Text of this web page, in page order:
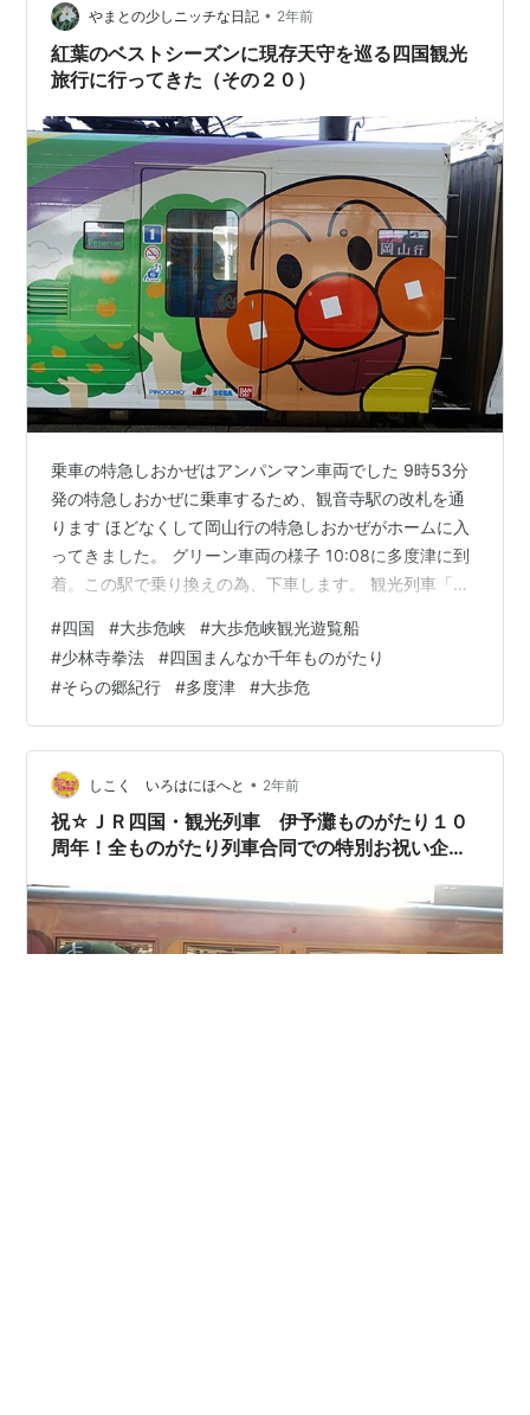
り、その後は国道をひたすら…
やまとの少しニッチな日記 • 2年前
紅葉のベストシーズンに現存天守を巡る四国観光
旅行に行ってきた（その２０）
乗車の特急しおかぜはアンパンマン車両でした 9時53分
発の特急しおかぜに乗車するため、観音寺駅の改札を通
ります ほどなくして岡山行の特急しおかぜがホームに入
ってきました。 グリーン車両の様子 10:08に多度津に到
着。この駅で乗り換えの為、下車します。 観光列車「四
ていました。 平日だというのに予約が取れなかった四国
まんなか千年ものがたり（そらの郷紀行）がホームに停
車していましたので、出発を見送ることにしました。大
歩危駅からこの列車に乗ってまたここに戻ってきますの
で、しばしのお別れです。 ホームの駅員さんたちに見送
られて、大歩危に向けて出発しま…
#四国 #大歩危峡 #大歩危峡観光遊覧船
#少林寺拳法 #四国まんなか千年ものがたり
#そらの郷紀行 #多度津 #大歩危
しこく いろはにほへと • 2年前
祝☆ＪＲ四国・観光列車 伊予灘ものがたり１０
周年！全ものがたり列車合同での特別お祝い企画